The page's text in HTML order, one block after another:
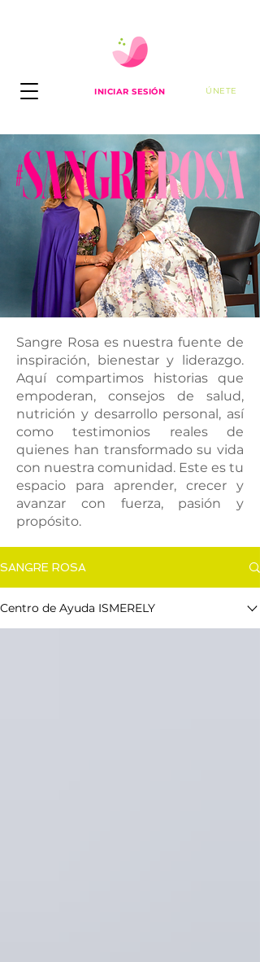
INICIAR SESIÓN ÚNETE
Sangre Rosa es nuestra fuente de
inspiración, bienestar y liderazgo.
Aquí compartimos historias que
empoderan, consejos de salud,
nutrición y desarrollo personal, así
como testimonios reales de
quienes han transformado su vida
con nuestra comunidad. Este es tu
espacio para aprender, crecer y
avanzar con fuerza, pasión y
propósito.
SANGRE ROSA
Centro de Ayuda ISMERELY